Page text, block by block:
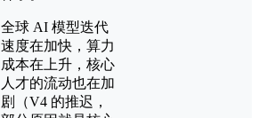
全球 AI 模型迭代
速度在加快，算力
成本在上升，核心
人才的流动也在加
剧（V4 的推迟，